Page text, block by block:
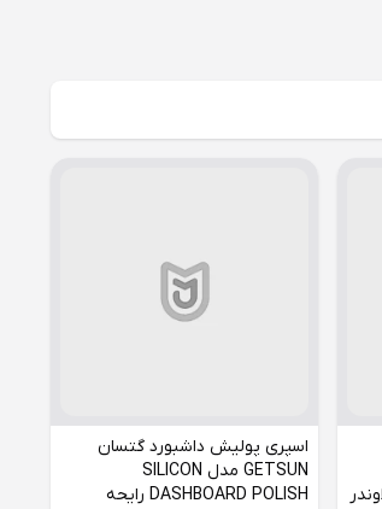
اسپری پولیش داشبورد گتسان
GETSUN مدل SILICON
DASHBOARD POLISH رایحه